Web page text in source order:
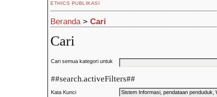
ETHICS PUBLIKASI
Beranda> Cari
Cari
Cari semua kategori untuk
##search.activeFilters##
Kata Kunci